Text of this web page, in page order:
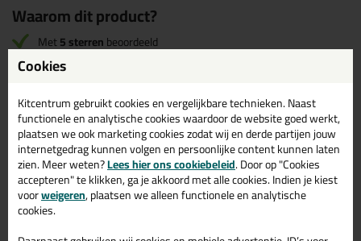
Waarom dit product?
Met5 sterrenbeoordeeld
Omschrijving Specificaties Reviews (1)
Brandmanchet in Ø63
Bestel de Brandmanchet in Ø63 vandaag nog! Vandaag besteld =
morgen in huis.
Wil je meer weten over de toepassing en kenmerken van dit
product?
Cookies
Kitcentrum gebruikt cookies en vergelijkbare technieken. Naast
functionele en analytische cookies waardoor de website goed werkt,
plaatsen we ook marketing cookies zodat wij en derde partijen jouw
internetgedrag kunnen volgen en persoonlijke content kunnen laten
zien. Meer weten?Lees hier ons cookiebeleid. Door op "Cookies
accepteren" te klikken, ga je akkoord met alle cookies. Indien je kiest
voorweigeren, plaatsen we alleen functionele en analytische
cookies.